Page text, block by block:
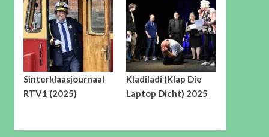
Sinterklaasjournaal
RTV1 (2025)
Kladiladi (Klap Die
Laptop Dicht) 2025